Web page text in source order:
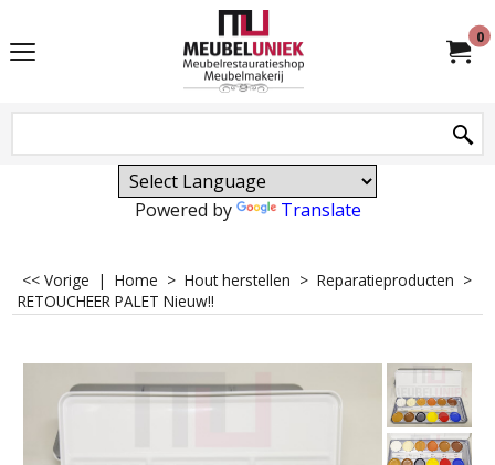
0
Powered by Translate
<< Vorige | Home > Hout herstellen > Reparatieproducten >
RETOUCHEER PALET Nieuw!!